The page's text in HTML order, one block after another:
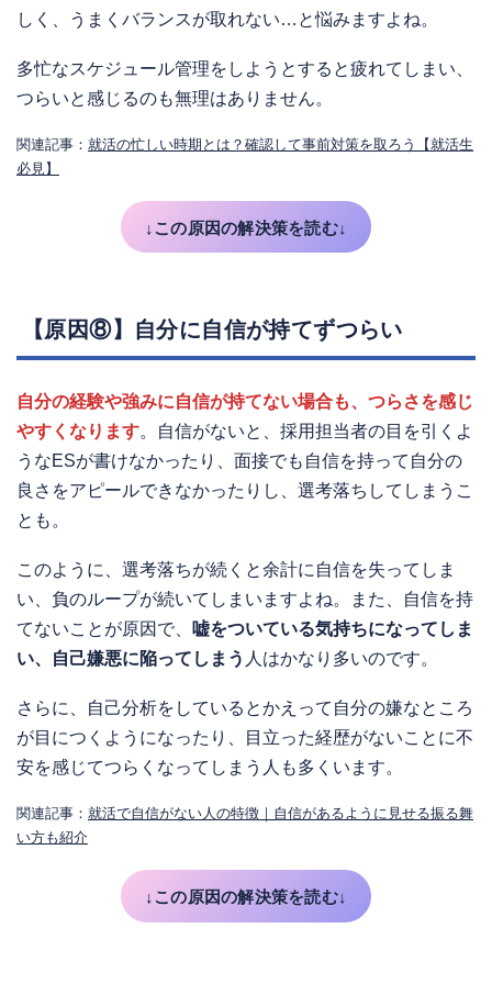
しく、うまくバランスが取れない…と悩みますよね。
多忙なスケジュール管理をしようとすると疲れてしまい、
つらいと感じるのも無理はありません。
関連記事： 就活の忙しい時期とは？確認して事前対策を取ろう【就活生
必見】
↓この原因の解決策を読む↓
【原因⑧】自分に自信が持てずつらい
自分の経験や強みに自信が持てない場合も、つらさを感じ
やすくなります。自信がないと、採用担当者の目を引くよ
うなESが書けなかったり、面接でも自信を持って自分の
良さをアピールできなかったりし、選考落ちしてしまうこ
とも。
このように、選考落ちが続くと余計に自信を失ってしま
い、負のループが続いてしまいますよね。また、自信を持
てないことが原因で、 嘘をついている気持ちになってしま
い、自己嫌悪に陥ってしまう 人はかなり多いのです。
さらに、自己分析をしているとかえって自分の嫌なところ
が目につくようになったり、目立った経歴がないことに不
安を感じてつらくなってしまう人も多くいます。
関連記事： 就活で自信がない人の特徴｜自信があるように見せる振る舞
い方も紹介
↓この原因の解決策を読む↓